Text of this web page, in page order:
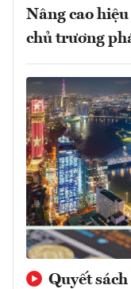
Nâng cao
chủ trương
Quyết